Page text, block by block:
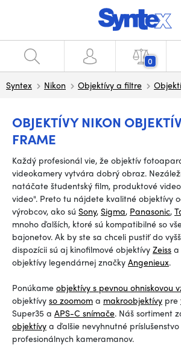
0
Syntex Nikon Objektívy a filtre
OBJEKTÍVY NIKON
FRAME
Každý profesionál vie, že objektív
videokamery vytvára dobrý obraz.
natáčate študentský film, produktové
video". Preto tu nájdete kvalitné objektívy
výrobcov, ako sú Sony, Sigma, Panasonic,
mnoho ďalších, ktoré sú kompatibilné so
bajonetov. Ak by ste sa chceli pustiť do
dispozícii sú aj kinofilmové objektívy Zeiss a
objektívy legendárnej značky Angenieux.
Ponúkame objektívy s pevnou ohniskovou
objektívy so zoomom a makroobjektívy pre
Super35 a APS-C snímače. Náš sortiment
objektívy a ďalšie nevyhnutné
profesionálnych kameramanov.